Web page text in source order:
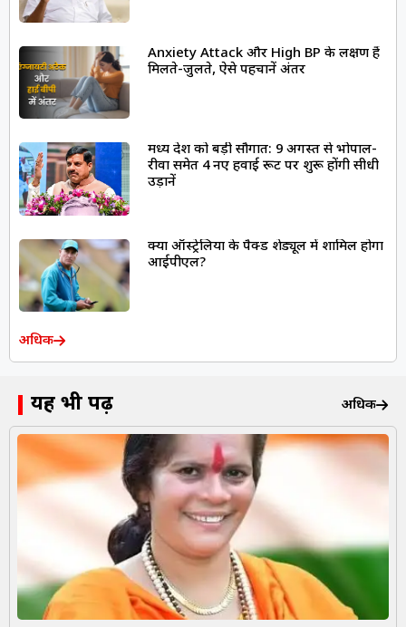
Anxiety Attack और High BP के लक्षण हैं
मिलते-जुलते, ऐसे पहचानें अंतर
मध्य प्रदेश को बड़ी सौगात: 9 अगस्त से भोपाल-
रीवा समेत 4 नए हवाई रूट पर शुरू होंगी सीधी
उड़ानें
क्या ऑस्ट्रेलिया के पैक्ड शेड्यूल में शामिल होगा
आईपीएल?
अधिक
यह भी पढ़ें अधिक